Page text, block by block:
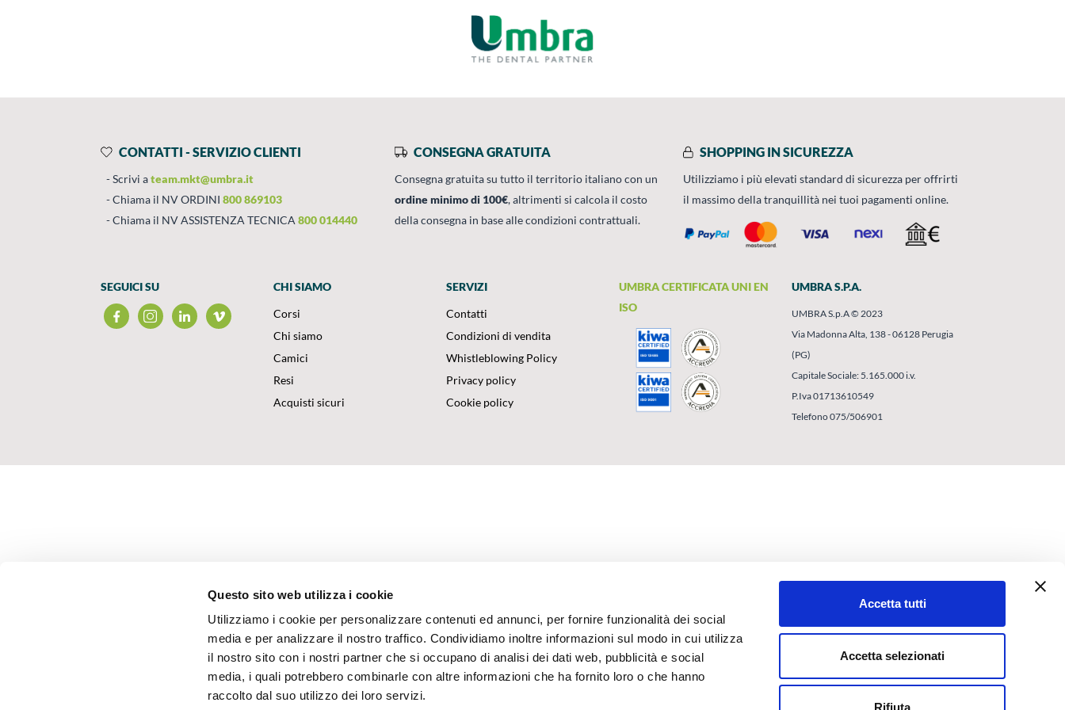
Questo sito web utilizza i cookie
Utilizziamo i cookie per personalizzare contenuti ed annunci, per fornire funzionalità dei social
media e per analizzare il nostro traffico. Condividiamo inoltre informazioni sul modo in cui utilizza
il nostro sito con i nostri partner che si occupano di analisi dei dati web, pubblicità e social
media, i quali potrebbero combinarle con altre informazioni che ha fornito loro o che hanno
raccolto dal suo utilizzo dei loro servizi.
Accetta tutti
Accetta selezionati
Rifiuta
CONTATTI - SERVIZIO CLIENTI
Scrivi ateam.mkt@umbra.it
Chiama il NV ORDINI 800 869103
Chiama il NV ASSISTENZA TECNICA 800 014440
CONSEGNA GRATUITA
Consegna gratuita su tutto il territorio italiano con un
ordine minimo di 100€, altrimenti si calcola il costo
della consegna in base alle condizioni contrattuali.
SHOPPING IN SICUREZZA
Utilizziamo i più elevati standard di sicurezza per offrirti
il massimo della tranquillità nei tuoi pagamenti online.
SEGUICI SU
CHI SIAMO
Corsi
Chi siamo
Camici
Resi
Acquisti sicuri
SERVIZI
Contatti
Condizioni di vendita
Whistleblowing Policy
Privacy policy
Cookie policy
UMBRA CERTIFICATA UNI EN
ISO
UMBRA S.P.A.
UMBRA S.p.A © 2023
Via Madonna Alta, 138 - 06128 Perugia
(PG)
Capitale Sociale: 5.165.000 i.v.
P.Iva 01713610549
Telefono 075/506901